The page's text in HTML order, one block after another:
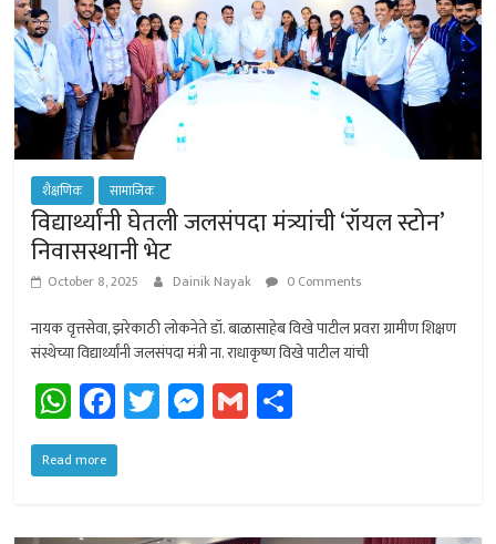
शैक्षणिक सामाजिक
विद्यार्थ्यांनी घेतली जलसंपदा मंत्र्यांची ‘रॉयल स्टोन’
निवासस्थानी भेट
October 8, 2025 Dainik Nayak 0 Comments
नायक वृत्तसेवा, झरेकाठी लोकनेते डॉ. बाळासाहेब विखे पाटील प्रवरा ग्रामीण शिक्षण
संस्थेच्या विद्यार्थ्यांनी जलसंपदा मंत्री ना. राधाकृष्ण विखे पाटील यांची
W
h
at
Fa
ce
b
T
wi
M
es
G
m
Read more